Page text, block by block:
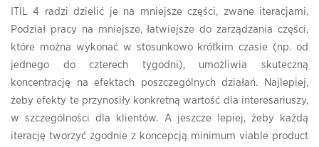
ITIL 4 radzi dzielić je na mniejsze części, zwane iteracjami.
Podział pracy na mniejsze, łatwiejsze do zarządzania części,
które można wykonać w stosunkowo krótkim czasie (np. od
jednego do czterech tygodni), umożliwia skuteczną
koncentrację na efektach poszczególnych działań. Najlepiej,
żeby efekty te przynosiły konkretną wartość dla interesariuszy,
w szczególności dla klientów. A jeszcze lepiej, żeby każdą
iterację tworzyć zgodnie z koncepcją minimum viable product